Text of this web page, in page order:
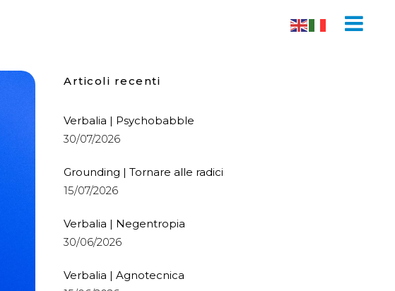
Articoli recenti
Verbalia | Psychobabble
30/07/2026
Grounding | Tornare alle radici
15/07/2026
Verbalia | Negentropia
30/06/2026
Verbalia | Agnotecnica